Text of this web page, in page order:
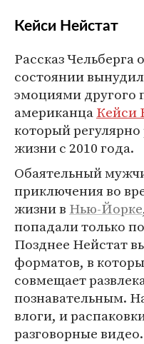
Кейси Нейстат
Рассказ
состоянии
эмоциями другого
американцаКейси
который регулярно
жизни с 2010 года.
Обаятельный
приключения во
жизни в Нью-Йорке
попадали только
Позднее Нейстат
форматов, в
совмещает
познавательным.
влоги, и
разговорные видео.